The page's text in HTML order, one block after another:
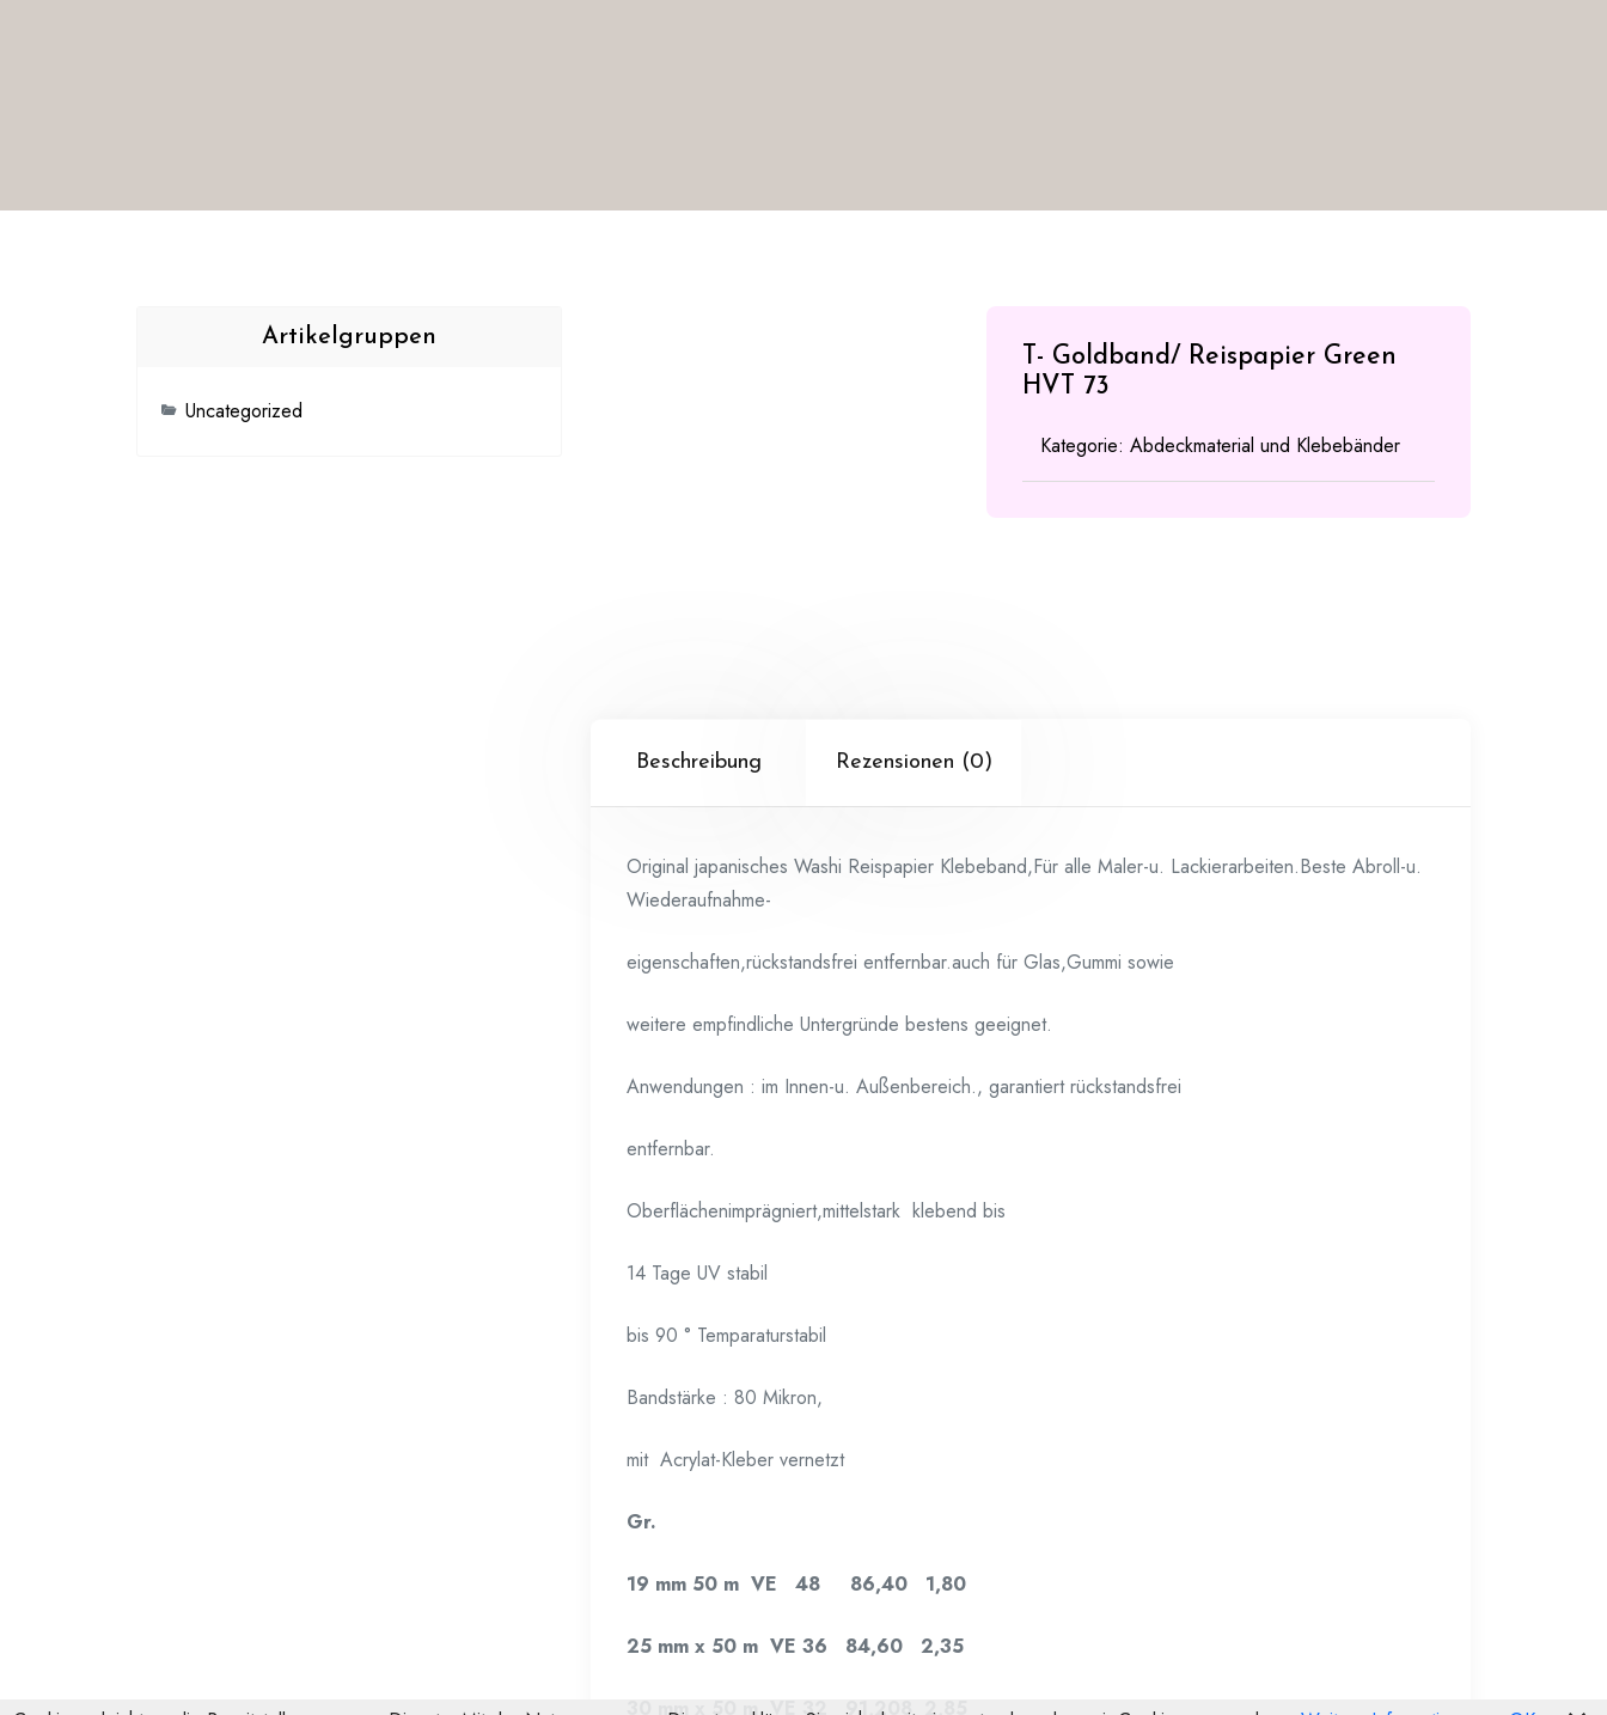
T- Goldband/ Reispapier Green
HVT 73
Kategorie:Abdeckmaterial und Klebebänder
Beschreibung Rezensionen (0)
Original japanisches Washi Reispapier Klebeband,Für alle Maler-u. Lackierarbeiten.Beste Abroll-u.
Wiederaufnahme-
eigenschaften,rückstandsfrei entfernbar.auch für Glas,Gummi sowie
weitere empfindliche Untergründe bestens geeignet.
Anwendungen : im Innen-u. Außenbereich., garantiert rückstandsfrei
entfernbar.
Oberflächenimprägniert,mittelstark klebend bis
14 Tage UV stabil
bis 90 ° Temparaturstabil
Bandstärke : 80 Mikron,
mit Acrylat-Kleber vernetzt
Gr.
19 mm 50 m VE 48 86,40 1,80
25 mm x 50 m VE 36 84,60 2,35
30 mm x 50 m VE 32 91,208 2,85
Artikelgruppen
Uncategorized